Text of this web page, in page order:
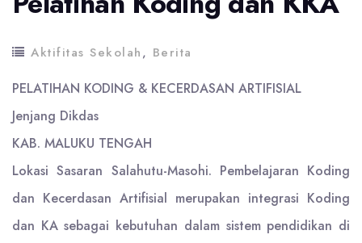
Aktifitas Sekolah, Berita
PELATIHAN KODING & KECERDASAN ARTIFISIAL
Jenjang Dikdas
KAB. MALUKU TENGAH
Lokasi Sasaran Salahutu-Masohi. Pembelajaran Koding
dan Kecerdasan Artifisial merupakan integrasi Koding
dan KA sebagai kebutuhan dalam sistem pendidikan di